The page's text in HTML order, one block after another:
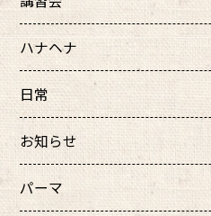
ハナヘナ
日常
お知らせ
パーマ